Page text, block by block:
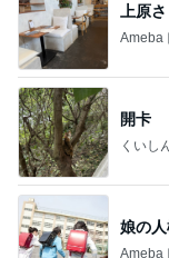
上原
Ameba
開卡
くいし
娘の
Ameba